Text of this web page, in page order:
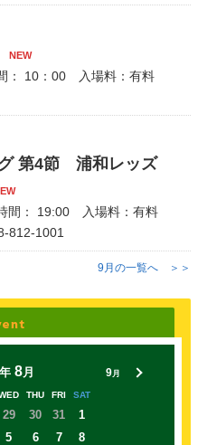
NEW
： 10：00 入場料：有料
グ 第4節 浦和レッズ
間： 19:00 入場料：有料
812-1001
9 月の一覧へ ＞＞
8月 9 月
THU FRI SAT
29 30 31
1
5 6 7
8